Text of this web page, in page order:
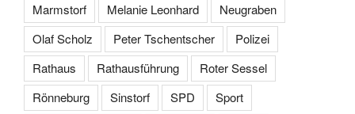
Marmstorf
Melanie Leonhard
Neugraben
Olaf Scholz
Peter Tschentscher
Polizei
Rathaus
Rathausführung
Roter Sessel
Rönneburg
Sinstorf SPD
Sport